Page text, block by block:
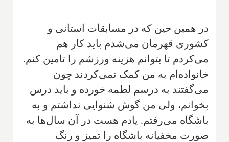
‌در همین حین که در مسابقات استانی و
کشوری‌ قهرمان می‌شدم باید کار هم
می‌کردم تا بتوانم هزینه ورزشم را تامین کنم.
خانواده‌ام به من کمک نمی‌کردند چون
می‌گفتند به درسم لطمه خورده و باید درس
بخوانم، ولی من گوش شنوایی نداشتم و به
باشگاه می‌رفتم. یادم هست در آن سال‌ها به
صورت مخفیانه باشگاه را تمیز و رنگ